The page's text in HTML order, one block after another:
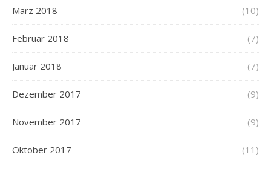
März 2018 (10)
Februar 2018 (7)
Januar 2018 (7)
Dezember 2017 (9)
November 2017 (9)
Oktober 2017 (11)